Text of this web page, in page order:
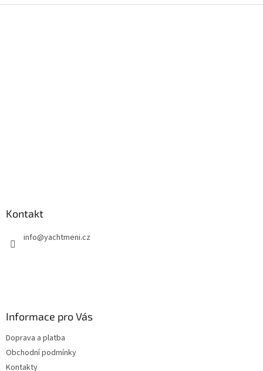
Kontakt
info@yachtmeni.cz
Informace pro Vás
Doprava a platba
Obchodní podmínky
Kontakty